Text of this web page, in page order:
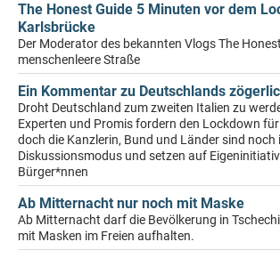
The Honest Guide 5 Minuten vor dem
Karlsbrücke
Der Moderator des bekannten Vlogs The
menschenleere Straße
Ein Kommentar zu Deutschlands
Droht Deutschland zum zweiten Italien zu
Experten und Promis fordern den Lockdown
doch die Kanzlerin, Bund und Länder sind noch
Diskussionsmodus und setzen auf
Bürger*nnen
Ab Mitternacht nur noch mit Maske
Ab Mitternacht darf die Bevölkerung in
mit Masken im Freien aufhalten.